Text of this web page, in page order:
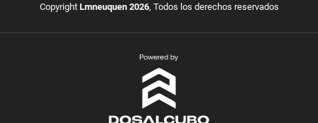
Copyright Lmneuquen 2026, Todos los derechos reservados